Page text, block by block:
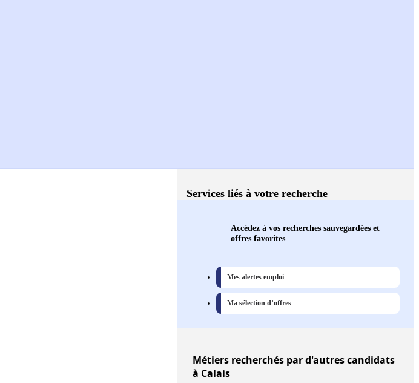
Services liés à votre recherche
Accédez à vos recherches sauvegardées et
offres favorites
Mes alertes emploi
Ma sélection d’offres
Métiers recherchés par d'autres candidats
à Calais